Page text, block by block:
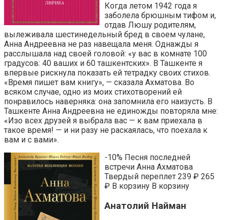
Когда летом 1942 года я
заболела брюшным тифом и,
отдав Люшу родителям,
вылеживала шестинедельный бред в своем чулане,
Анна Андреевна не раз навещала меня. Однажды я
расслышала над своей головой: «у вас в комнате 100
градусов: 40 ваших и 60 ташкентских». В Ташкенте я
впервые рискнула показать ей тетрадку своих стихов.
«Время пишет вам книгу», — сказала Ахматова. Во
всяком случае, одно из моих стихотворений ей
понравилось наверняка: она запомнила его наизусть. В
Ташкенте Анна Андреевна не единожды повторяла мне:
«Изо всех друзей я выбрала вас — к вам приехала в
такое время! — и ни разу не раскаялась, что поехала к
вам и с вами».
-10% Песня последней
встречи Анна Ахматова
Твердый переплет 239 ₽ 265
₽ В корзину В корзину
Анатолий Найман